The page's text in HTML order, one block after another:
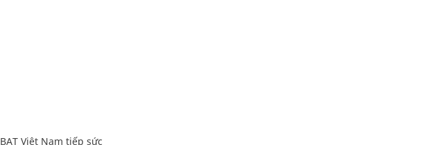
BAT Việt Nam tiếp sức